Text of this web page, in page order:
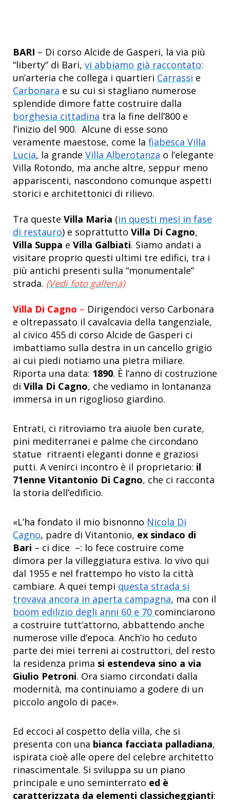
BARI – Di corso Alcide de Gasperi, la via più
“liberty” di Bari, vi abbiamo già raccontato:
un’arteria che collega i quartieri Carrassi e
Carbonara e su cui si stagliano numerose
splendide dimore fatte costruire dalla
borghesia cittadina tra la fine dell’800 e
l’inizio del 900. Alcune di esse sono
veramente maestose, come la fiabesca Villa
Lucia, la grande Villa Alberotanza o l’elegante
Villa Rotondo, ma anche altre, seppur meno
appariscenti, nascondono comunque aspetti
storici e architettonici di rilievo.
Tra queste Villa Maria (in questi mesi in fase
di restauro) e soprattutto Villa Di Cagno,
Villa Suppa e Villa Galbiati. Siamo andati a
visitare proprio questi ultimi tre edifici, tra i
più antichi presenti sulla “monumentale”
strada. (Vedi foto galleria)
Villa Di Cagno – Dirigendoci verso Carbonara
e oltrepassato il cavalcavia della tangenziale,
al civico 455 di corso Alcide de Gasperi ci
imbattiamo sulla destra in un cancello grigio
ai cui piedi notiamo una pietra miliare.
Riporta una data: 1890. È l’anno di costruzione
di Villa Di Cagno, che vediamo in lontananza
immersa in un rigoglioso giardino.
Entrati, ci ritroviamo tra aiuole ben curate,
pini mediterranei e palme che circondano
statue ritraenti eleganti donne e graziosi
putti. A venirci incontro è il proprietario: il
71enne Vitantonio Di Cagno, che ci racconta
la storia dell’edificio.
«L’ha fondato il mio bisnonno Nicola Di
Cagno, padre di Vitantonio, ex sindaco di
Bari – ci dice –: lo fece costruire come
dimora per la villeggiatura estiva. Io vivo qui
dal 1955 e nel frattempo ho visto la città
cambiare. A quei tempi questa strada si
trovava ancora in aperta campagna, ma con il
boom edilizio degli anni 60 e 70 cominciarono
a costruire tutt’attorno, abbattendo anche
numerose ville d’epoca. Anch’io ho ceduto
parte dei miei terreni ai costruttori, del resto
la residenza prima si estendeva sino a via
Giulio Petroni. Ora siamo circondati dalla
modernità, ma continuiamo a godere di un
piccolo angolo di pace».
Ed eccoci al cospetto della villa, che si
presenta con una bianca facciata palladiana,
ispirata cioè alle opere del celebre architetto
rinascimentale. Si sviluppa su un piano
principale e uno seminterrato ed è
caratterizzata da elementi classicheggianti: